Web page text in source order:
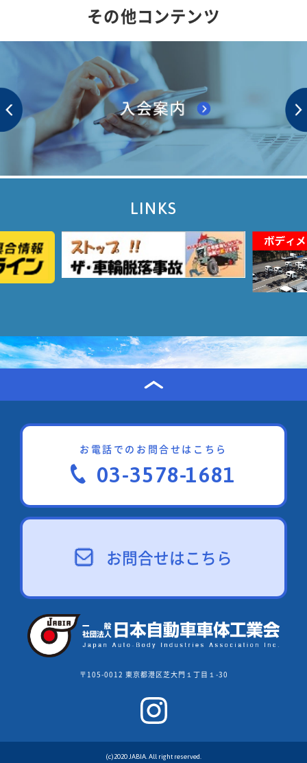
その他コンテンツ
LINKS
お電話でのお問合せはこちら
03-3578-1681
お問合せはこちら
〒105-0012 東京都港区芝大門１丁目１-30
(c)2020 JABIA. All right reserved.